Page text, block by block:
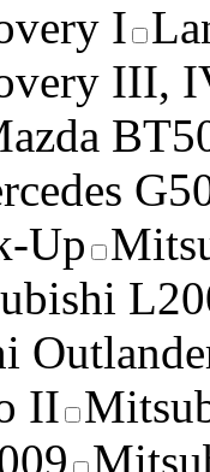
I
III,
Up
II